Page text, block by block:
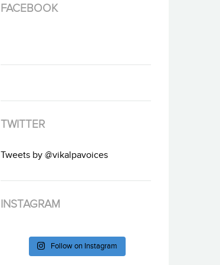
FACEBOOK
TWITTER
Tweets by @vikalpavoices
INSTAGRAM
Follow on Instagram